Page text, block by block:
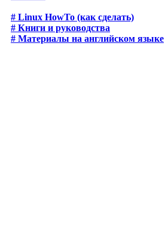
# Linux HowTo (как сделать)
# Книги и руководства
# Материалы на английском языке